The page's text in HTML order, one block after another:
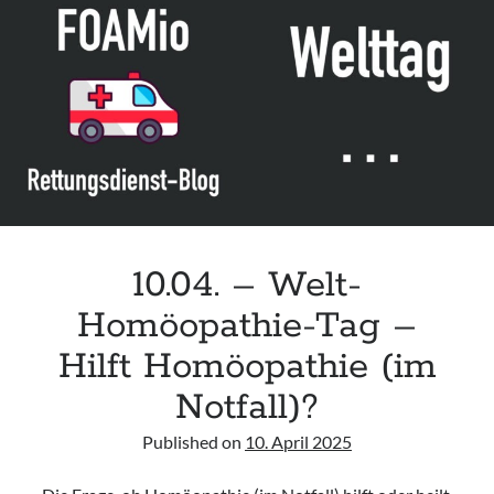
Leitlinie „Bauchschmerz bei Kindern und Jugendlichen – Bildgebende
Diagnostik“ der GPR
Leitlinie „Erbrechen im Kindes- und Jugendalter – Bildgebende
Diagnostik“ der GPR
Leitlinie „Kopfschmerzen bei Kindern und Jugendlichen – Bildgebende
Diagnostik“ der GPR
10.04. – Welt-
Homöopathie-Tag –
Hilft Homöopathie (im
Notfall)?
Published on 10. April 2025